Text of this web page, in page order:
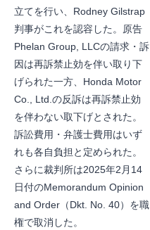
立てを行い、Rodney Gilstrap
判事がこれを認容した。原告
Phelan Group, LLCの請求・訴
因は再訴禁止効を伴い取り下
げられた一方、Honda Motor
Co., Ltd.の反訴は再訴禁止効
を伴わない取下げとされた。
訴訟費用・弁護士費用はいず
れも各自負担と定められた。
さらに裁判所は2025年2月14
日付のMemorandum Opinion
and Order（Dkt. No. 40）を職
権で取消した。